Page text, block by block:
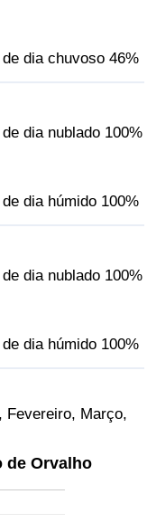
dia chuvoso 46%
dia nublado 100%
dia húmido 100%
dia nublado 100%
dia húmido 100%
Fevereiro, Março,
de Orvalho